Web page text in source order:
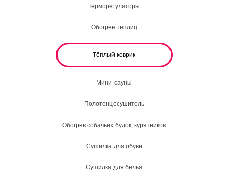
Терморегуляторы
Обогрев теплиц
Тёплый коврик
Мини-сауны
Полотенцесушитель
Обогрев собачьих будок, курятников
Сушилка для обуви
Сушилка для белья